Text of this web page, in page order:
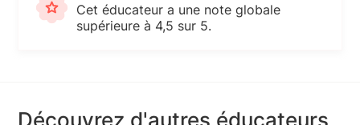
Cet éducateur a une note globale
supérieure à 4,5 sur 5.
Découvrez d'autres éducateurs